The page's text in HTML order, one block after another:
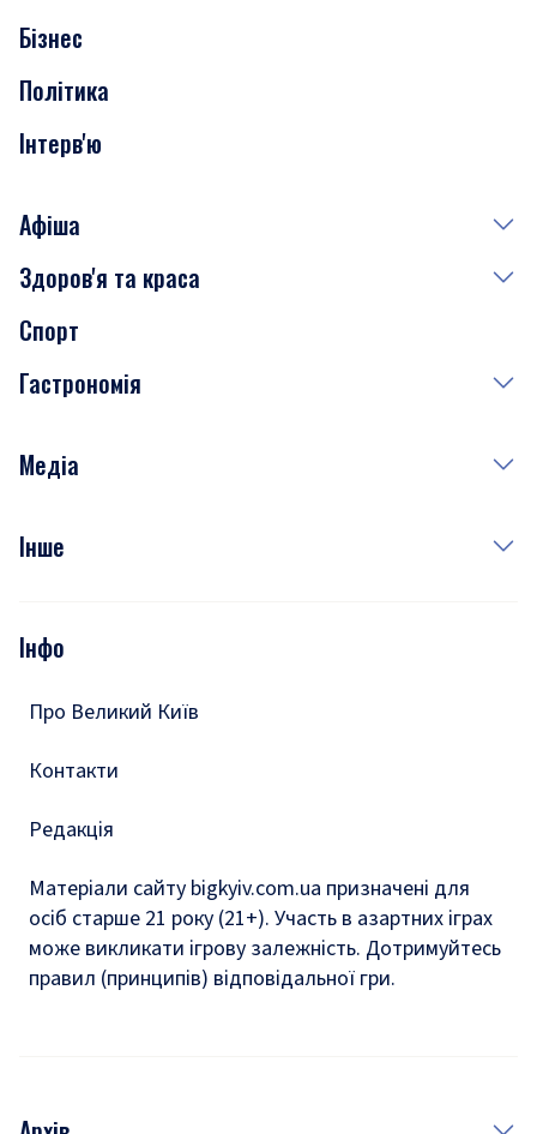
Транспорт
Бізнес
Політика
Інтерв'ю
Афіша
Сьогодні
Завтра
Субота
Здоров'я та краса
Медицина
Краса
Спорт
Гастрономія
Рецепти
Медіа
Фото
Подкасти
Інше
Тести
Інфо
Про Великий Київ
Контакти
Редакція
Матеріали сайту bigkyiv.com.ua призначені для
осіб старше 21 року (21+). Участь в азартних іграх
може викликати ігрову залежність. Дотримуйтесь
правил (принципів) відповідальної гри.